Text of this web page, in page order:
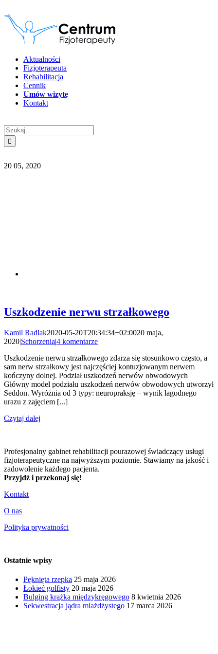
do
zawartości
Aktualności
Fizjoterapeuta
Rehabilitacja
Cennik
Umów wizytę
Kontakt
Szukaj
20 05, 2020
Uszkodzenie nerwu strzałkowego
Kamil Radlak2020-05-20T20:34:34+02:0020 maja,
2020|Schorzenia|4 komentarze
Uszkodzenie nerwu strzałkowego zdarza się stosunkowo często, a
sam nerw strzałkowy jest najczęściej kontuzjowanym nerwem
kończyny dolnej. Podział uszkodzeń nerwów obwodowych
Główny model podziału uszkodzeń nerwów obwodowych utworzył
Seddon. Wyróżnia od 3 typy: neuropraksję – wynik łagodnego
urazu z zajęciem [...]
Czytaj dalej
Profesjonalny gabinet rehabilitacji pourazowej świadczący usługi
fizjoterapeutyczne na najwyższym poziomie. Stawiamy na jakość i
zadowolenie każdego pacjenta.
Przyjdź i przekonaj się!
Kontakt
O nas
Polityka prywatności
Ostatnie wpisy
Pęknięta rzepka 25 maja 2026
Łokieć golfisty 20 maja 2026
Bulging krążka międzykręgowego 8 kwietnia 2026
Sekwestracja jądra miażdżystego 17 marca 2026